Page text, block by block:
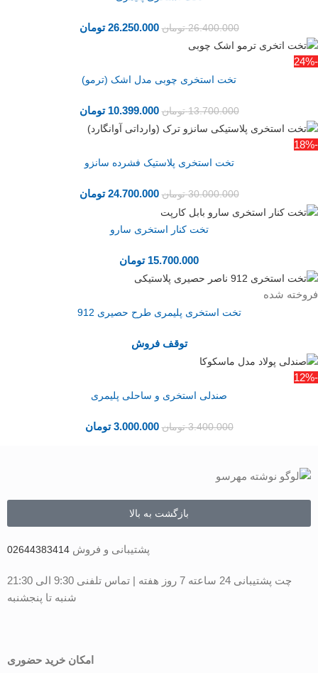
26.400.000 تومان 26.250.000 تومان
-24%
تخت استخری چوبی مدل اشک (ترمو)
13.700.000 تومان 10.399.000 تومان
-18%
تخت استخری پلاستیک فشرده سانزو
30.000.000 تومان 24.700.000 تومان
تخت کنار استخری سارو
15.700.000 تومان
فروخته شده
تخت استخری پلیمری طرح حصیری 912
توقف فروش
-12%
صندلی استخری و ساحلی پلیمری
3.400.000 تومان 3.000.000 تومان
بازگشت به بالا
پشتیبانی و فروش 02644383414
چت پشتیبانی 24 ساعته 7 روز هفته | تماس تلفنی 9:30 الی 21:30
شنبه تا پنجشنبه
امکان خرید حضوری